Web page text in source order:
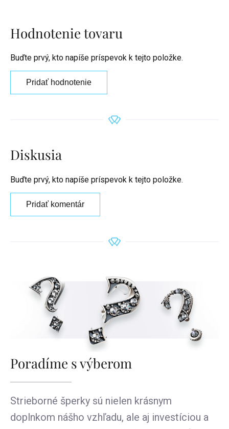
Hodnotenie tovaru
Buďte prvý, kto napíše príspevok k tejto položke.
Pridať hodnotenie
Diskusia
Buďte prvý, kto napíše príspevok k tejto položke.
Pridať komentár
Poradíme s výberom
Strieborné šperky sú nielen krásnym
doplnkom nášho vzhľadu, ale aj investíciou a